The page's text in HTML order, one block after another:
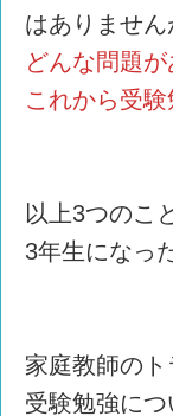
はありません
どんな問題
これから受
以上3つのこ
3年生になっ
家庭教師の
受験勉強につ